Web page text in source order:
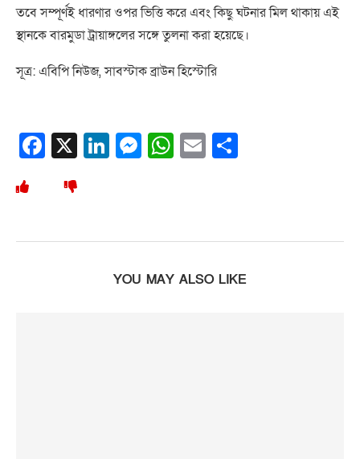
তবে সম্পূর্ণই ধারণার ওপর ভিত্তি করে এবং কিছু ঘটনার মিল থাকায় এই
স্থানকে বারমুডা ট্রায়াঙ্গলের সঙ্গে তুলনা করা হয়েছে।
সূত্র: এবিপি নিউজ, সাবস্টাক ব্রাউন হিস্টোরি
Facebook
X LinkedIn
Messenger
WhatsApp
Email
YOU MAY ALSO LIKE